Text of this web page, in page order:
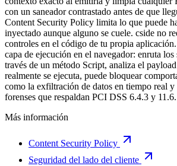
con un saneador contrastado antes de que
Content Security Policy limita lo que puede
inyectado aunque alguno se cuele. cside no
controles en el código de tu propia
capa de ejecución en el navegador: enruta los
través de un método Script, analiza el
realmente se ejecuta, puede bloquear
como la exfiltración de datos en tiempo real y
forenses que respaldan PCI DSS 6.4.3 y
Más información
Content Security Policy
Seguridad del lado del cliente